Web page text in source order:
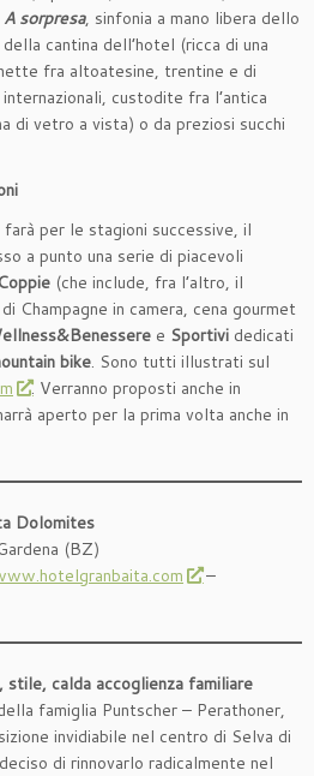
A sorpresa, sinfonia a mano libera dello
cantina dell’hotel (ricca di una
fra altoatesine, trentine e di
custodite fra l’antica
di vetro a vista) o da preziosi succhi
per le stagioni successive, il
a punto una serie di piacevoli
Coppie (che include, fra l’altro, il
Champagne in camera, cena gourmet
e Sportivi dedicati
bike. Sono tutti illustrati sul
. Verranno proposti anche in
aperto per la prima volta anche in
Dolomites
(BZ)
–
stile, calda accoglienza familiare
famiglia Puntscher – Perathoner,
invidiabile nel centro di Selva di
di rinnovarlo radicalmente nel